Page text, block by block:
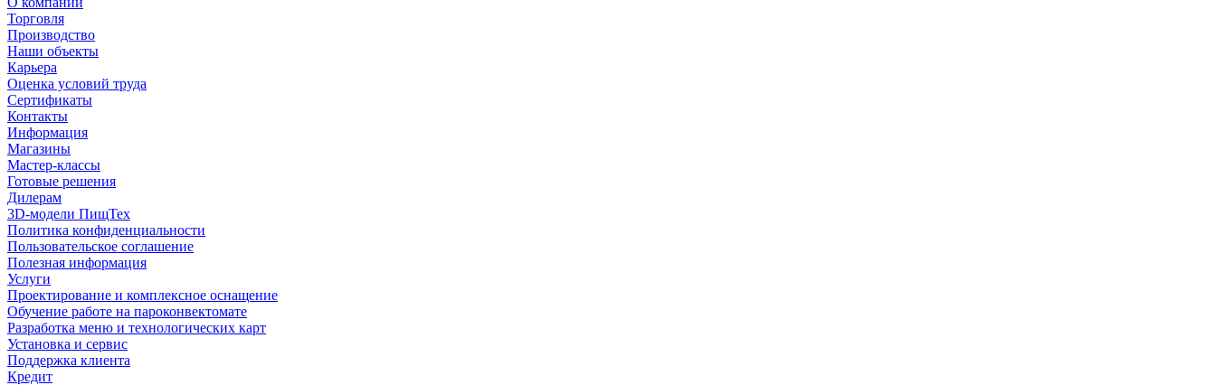
Торговля
Производство
Наши объекты
Карьера
Оценка условий труда
Сертификаты
Контакты
Информация
Магазины
Мастер-классы
Готовые решения
Дилерам
3D-модели ПищТех
Политика конфиденциальности
Пользовательское соглашение
Полезная информация
Услуги
Проектирование и комплексное оснащение
Обучение работе на пароконвектомате
Разработка меню и технологических карт
Установка и сервис
Поддержка клиента
Кредит